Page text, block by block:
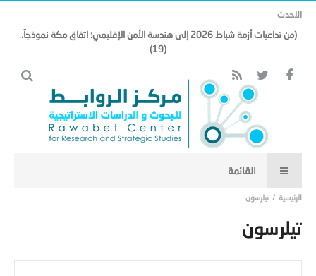
الاحدث
(من تداعيات أزمة شباط 2026 إلى هندسة الأمن الإقليمي: اتفاق مكة نموذجاً..
(19)
تيلرسون
تيلرسون